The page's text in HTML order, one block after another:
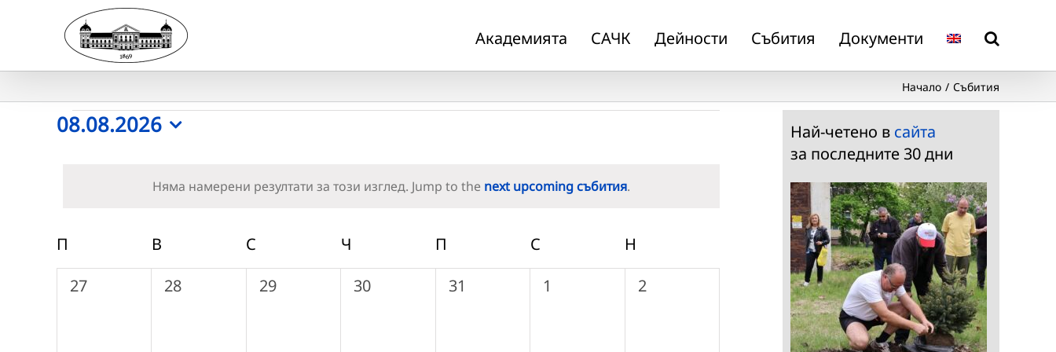
Академията САЧК Дейности Събития Документи
Начало Събития
Събития
Notice
Няма намерени резултати за този изглед. Jump to the next upcoming събития.
08.08.2026
Календар
на
П ПОНЕДЕЛНИК
В С Ч ЧЕТВЪРТЪКП С Н
0
27
0
28
0
29
0
30
0
31
0
1
0
2
Най-четено в сайта
за последните 30 дни